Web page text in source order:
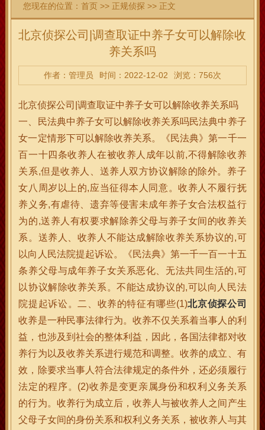
您现在的位置：首页 >> 正规侦探 >> 正文
北京侦探公司|调查取证中养子女可以解除收
养关系吗
作者：管理员 时间：2022-12-02 浏览：756次
北京侦探公司|调查取证中养子女可以解除收养关系吗
一、民法典中养子女可以解除收养关系吗民法典中养子
女一定情形下可以解除收养关系。《民法典》第一千一
百一十四条收养人在被收养人成年以前,不得解除收养
关系,但是收养人、送养人双方协议解除的除外。养子
女八周岁以上的,应当征得本人同意。收养人不履行抚
养义务,有虐待、遗弃等侵害未成年养子女合法权益行
为的,送养人有权要求解除养父母与养子女间的收养关
系。送养人、收养人不能达成解除收养关系协议的,可
以向人民法院提起诉讼。《民法典》第一千一百一十五
条养父母与成年养子女关系恶化、无法共同生活的,可
以协议解除收养关系。不能达成协议的,可以向人民法
院提起诉讼。二、收养的特征有哪些(1)北京侦探公司
收养是一种民事法律行为。收养不仅关系着当事人的利
益，也涉及到社会的整体利益，因此，各国法律都对收
养行为以及收养关系进行规范和调整。收养的成立、有
效，除要求当事人符合法律规定的条件外，还必须履行
法定的程序。(2)收养是变更亲属身份和权利义务关系
的行为。收养行为成立后，收养人与被收养人之间产生
父母子女间的身份关系和权利义务关系，被收养人与其